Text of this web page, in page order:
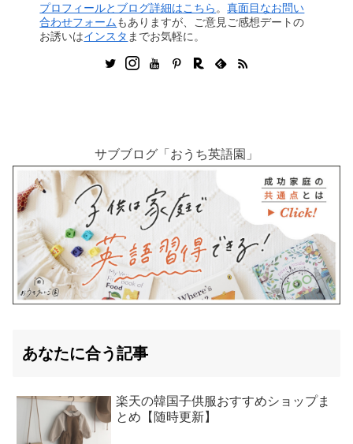
プロフィールとブログ詳細はこちら 。真面目なお問い
合わせフォームもありますが、ご意見ご感想デートの
お誘いはインスタ までお気軽に。
サブブログ「おうち英語園」
あなたに合う記事
楽天の韓国子供服おすすめショップま
とめ【随時更新】